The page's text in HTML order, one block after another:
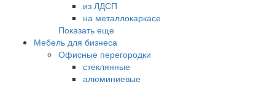
из ЛДСП
на металлокаркасе
Показать еще
Мебель для бизнеса
Офисные перегородки
стеклянные
алюминиевые